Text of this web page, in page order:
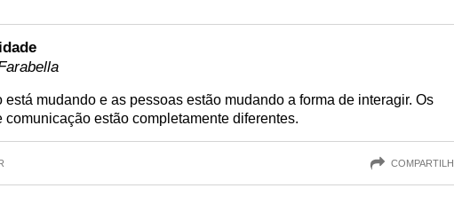
está mudando e as pessoas estão mudando a forma de interagir. Os
comunicação estão completamente diferentes.